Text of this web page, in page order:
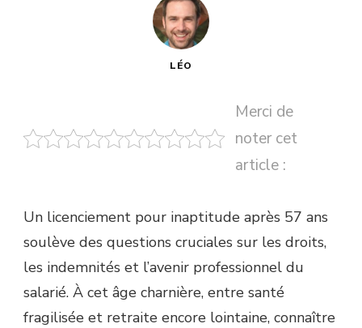
LÉO
Merci de
noter cet
article :
Un licenciement pour inaptitude après 57 ans
soulève des questions cruciales sur les droits,
les indemnités et l’avenir professionnel du
salarié. À cet âge charnière, entre santé
fragilisée et retraite encore lointaine, connaître